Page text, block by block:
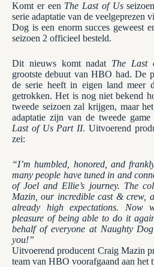
Komt er een The Last of Us
serie adaptatie van de veelgeprezen
Dog is een enorm succes geweest
seizoen 2 officieel besteld.
Dit nieuws komt nadat The Last
grootste debuut van HBO had. De
de serie heeft in eigen land meer
getrokken. Het is nog niet bekend
tweede seizoen zal krijgen, maar
adaptatie zijn van de tweede
Last of Us Part II. Uitvoerend
zei:
“I’m humbled, honored, and
many people have tuned in and
of Joel and Ellie’s journey. The
Mazin, our incredible cast & crew,
already high expectations. Now
pleasure of being able to do it
behalf of everyone at Naughty
you!”
Uitvoerend producent Craig Mazin
team van HBO voorafgaand aan het